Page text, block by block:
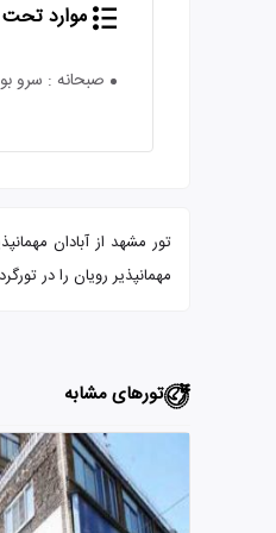
موارد
صبحانه : سرو
مهمانپذیر رویان را در
تورهای مشابه